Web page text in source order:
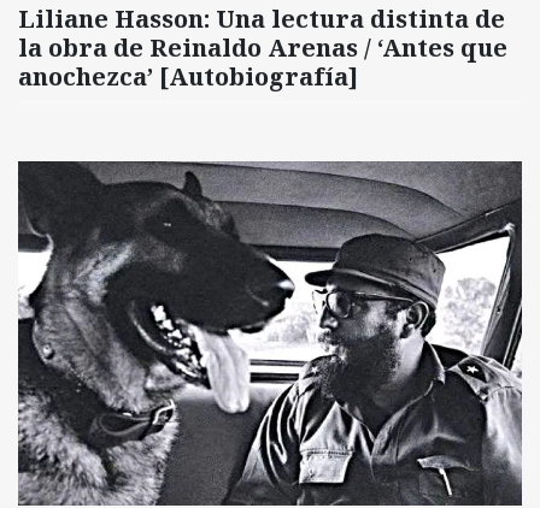
Liliane Hasson: Una lectura distinta de
la obra de Reinaldo Arenas / ‘Antes que
anochezca’ [Autobiografía]